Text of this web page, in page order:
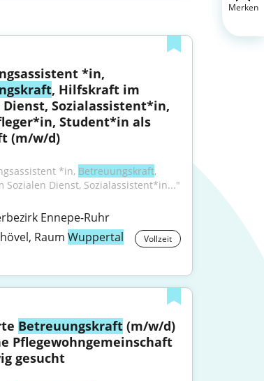
, Hilfskraft im
Dienst, Sozialassistent*in,
Student*in als
(m/w/d)
*in, Betreuungskraft,
Sozialen Dienst, Sozialassistent*in..."
Ennepe-Ruhr
Raum Wuppertal Vollzeit
Betreuungskraft (m/w/d)
Pflegewohngemeinschaft
gesucht
Merken